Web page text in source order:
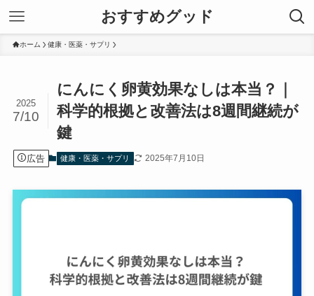
おすすめグッド
ホーム 健康・医薬・サプリ
にんにく卵黄効果なしは本当？｜
科学的根拠と改善法は8週間継続が
鍵
2025
7/10
広告 健康・医薬・サプリ 2025年7月10日